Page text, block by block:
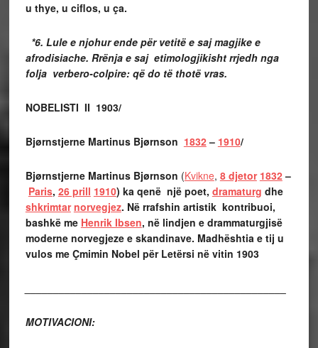
u thye, u ciflos, u ça.
*6. Lule e njohur ende për vetitë e saj magjike e
afrodisiache. Rrënja e saj etimologjikisht rrjedh nga
folja verbero-colpire: që do të thotë vras.
NOBELISTI II 1903/
Bjørnstjerne Martinus Bjørnson 1832 – 1910/
Bjørnstjerne Martinus Bjørnson (Kvikne, 8 djetor 1832 –
Paris, 26 prill 1910) ka qenë një poet, dramaturg dhe
shkrimtar norvegjez. Në rrafshin artistik kontribuoi,
bashkë me Henrik Ibsen, në lindjen e drammaturgjisë
moderne norvegjeze e skandinave. Madhështia e tij u
vulos me Çmimin Nobel për Letërsi në vitin 1903
MOTIVACIONI: